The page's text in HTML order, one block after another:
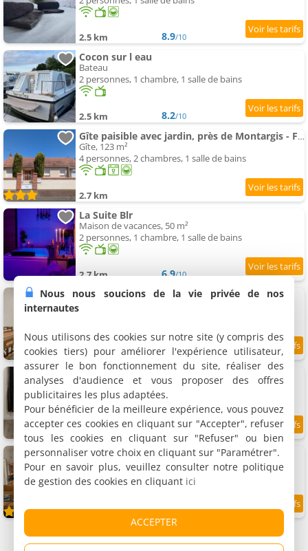
2.5 km 8.9/10
Cocon sur l eau
Bateau
2 personnes, 1 chambre, 1 salle de bains
2.5 km 8.2/10
Gîte paisible avec jardin, près de Montargis - FR-1-590-579
Gîte, 123 m²
4 personnes, 2 chambres, 1 salle de bains
2.7 km
La Suite Blr
Maison de vacances, 50 m²
2 personnes, 1 chambre, 1 salle de bains
2.7 km 6.9/10
Maison 3 chambres
2.7 km 8.2/10
Studio Bis Proche centre ville et Canal
Appartement, 26 m²
3 personnes, 1 chambre, 1 salle de bains
2.8 km 7.2
Gîte Une Rive au Loing
Gîte, 30 m²
2 personnes, 1 chambre, 1 salle de bains
2.9 km
Nous nous soucions de la vie privée de nos
internautes
Nous utilisons des cookies sur notre site (y compris des
cookies tiers) pour améliorer l'expérience utilisateur,
assurer le bon fonctionnement du site, réaliser des
analyses d'audience et vous proposer des offres
publicitaires les plus adaptées.
Pour bénéficier de la meilleure expérience, vous pouvez
accepter ces cookies en cliquant sur "Accepter", refuser
tous les cookies en cliquant sur "Refuser" ou bien
personnaliser votre choix en cliquant sur "Paramétrer".
Pour en savoir plus, veuillez consulter notre politique
de gestion des cookies en cliquant ici
ACCEPTER